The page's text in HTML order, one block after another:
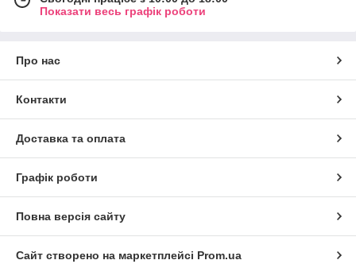
Показати весь графік роботи
Про нас
Контакти
Доставка та оплата
Графік роботи
Повна версія сайту
Сайт створено на маркетплейсі Prom.ua